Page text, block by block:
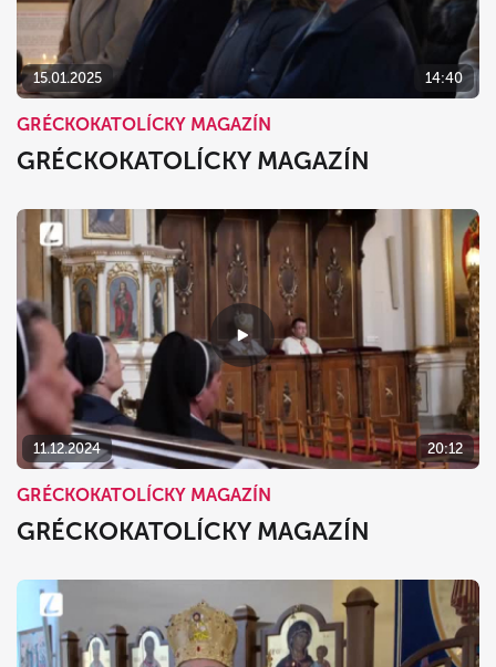
15.01.2025 14:40
GRÉCKOKATOLÍCKY MAGAZÍN
GRÉCKOKATOLÍCKY MAGAZÍN
11.12.2024 20:12
GRÉCKOKATOLÍCKY MAGAZÍN
GRÉCKOKATOLÍCKY MAGAZÍN